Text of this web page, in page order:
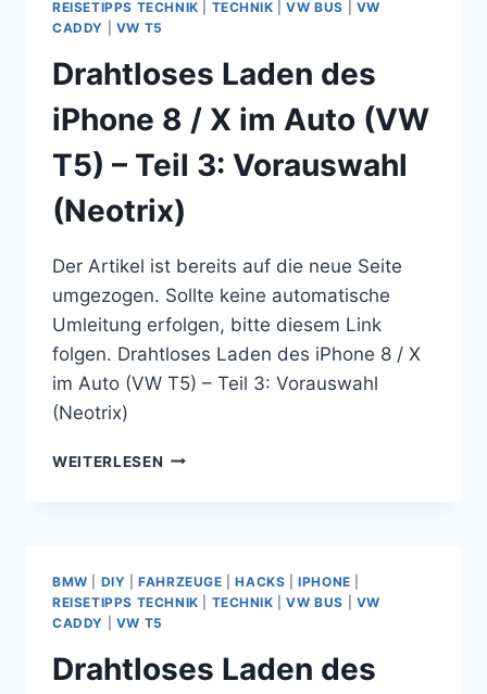
TEIL
4
REISETIPPS TECHNIK
TECHNIK |VW BUS
VW
CADDY
VW T5
Drahtloses Laden des
iPhone 8 / X im Auto (VW
T5) – Teil 3: Vorauswahl
(Neotrix)
Der Artikel ist bereits auf die neue Seite
umgezogen. Sollte keine automatische
Umleitung erfolgen, bitte diesem Link
folgen. Drahtloses Laden des iPhone 8 / X
im Auto (VW T5) – Teil 3: Vorauswahl
(Neotrix)
WEITERLESEN DRAHTLOSES
(VW
T5)
BMW DIY |FAHRZEUGE |HACKS |IPHONE
REISETIPPS TECHNIK
TECHNIK |VW BUS
VW
CADDY
VW T5
Drahtloses Laden des